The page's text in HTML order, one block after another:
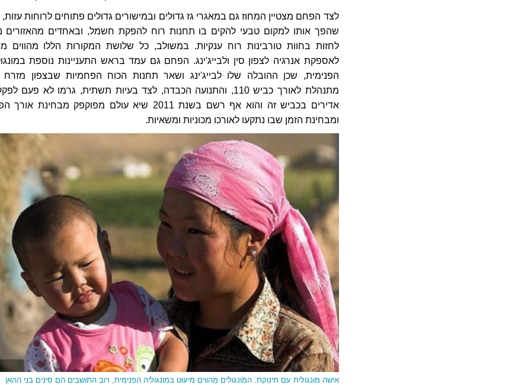
לצד הפחם מצטיין המחוז גם במאגרי גז גדולים ובמישורים גדולים פתוחים לרוחות
שהפך אותו למקום טבעי להקים בו תחנות רוח להפקת חשמל, ובאחדים מהאזורים
לחזות בחוות טורבינות רוח ענקיות. במשולב, כל שלושת המקורות הללו מהווים
לאספקת אנרגיה לצפון סין ולבייג'ינג. הפחם גם עמד בראש התעניינות נוספת
הפנימית, שכן ההובלה שלו לבייג'ינג ושאר תחנות הכוח הפחמיות שבצפון מזרח
מתנהלת לאורך כביש 110, והתנועה הכבדה, לצד בעיות תשתית, גרמו לא פעם
אדירים בכביש זה והוא אף רשם בשנת 2011 שיא עולם מפוקפק מבחינת
ומבחינת הזמן שבו נתקעו לאורכו מכוניות ומשאיות.
אישה מונגולית עם תינוקת.המונגולים מהווים מיעוטבמונגוליה הפנימית, רוב התושבים הם סינים בני ההאן